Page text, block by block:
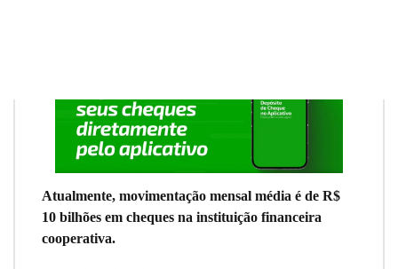
Atualmente, movimentação mensal média é de R$
10 bilhões em cheques na instituição financeira
cooperativa.